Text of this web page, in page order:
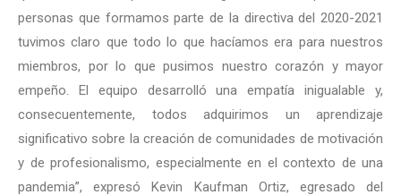
personas que formamos parte de la directiva del 2020-2021
tuvimos claro que todo lo que hacíamos era para nuestros
miembros, por lo que pusimos nuestro corazón y mayor
empeño. El equipo desarrolló una empatía inigualable y,
consecuentemente, todos adquirimos un aprendizaje
significativo sobre la creación de comunidades de motivación
y de profesionalismo, especialmente en el contexto de una
pandemia”, expresó Kevin Kaufman Ortiz, egresado del